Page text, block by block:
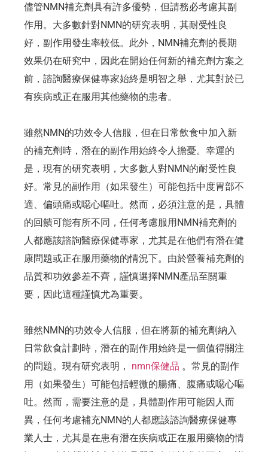
儘管NMN補充劑具有許多優勢，但請務必考慮其副
作用。大多數針對NMN的研究表明，其耐受性良
好，副作用發生率較低。此外，NMN補充劑的長期
效果仍在研究中，因此在開始任何新的補充劑方案之
前，諮詢醫療保健專家始終是明智之舉，尤其對於已
有疾病或正在服用其他藥物的患者。
雖然NMN的功效令人信服，但在日常飲食中加入新
的補充劑時，潛在的副作用始終令人擔憂。幸運的
是，現有的研究表明，大多數人對NMN的耐受性良
好。常見的副作用（如果發生）可能包括中度胃部不
適、偏頭痛或噁心嘔吐。然而，必須注意的是，具體
的回饋可能有所不同，任何考慮服用NMN補充劑的
人都應該諮詢醫療保健專家，尤其是在他們有潛在健
康問題或正在服用藥物的情況下。由於營養補充劑的
品質和功效參差不齊，謹慎選擇NMN產品至關重
要，因此這種謹慎尤為重要。
雖然NMN的功效令人信服，但在將新的補充劑納入
日常飲食計劃時，潛在的副作用始終是一個值得關注
的問題。現有研究表明， nmn保健品 。常見的副作
用（如果發生）可能包括輕微的腸痛、腹痛或噁心嘔
吐。然而，需要注意的是，具體副作用可能因人而
異，任何考慮補充NMN的人都應該諮詢醫療保健專
業人士，尤其是在患有潛在疾病或正在服用藥物的情